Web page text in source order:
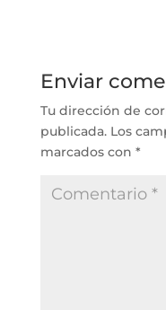
Enviar
Tu dirección de
publicada. Los
marcados con *